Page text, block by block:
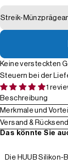
Streik-
Keine versteckten
Steuern bei der
1
Beschreibung
Merkmale und
Versand &
Das könnte Sie
Die HUUB